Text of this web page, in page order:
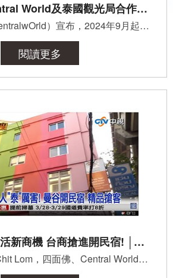
AK GO成為Central World及泰國觀光局合作夥伴
Central World（centralwOrld）宣布，2024年9月起與泰國觀光局(TAT)，及包含AK GO在內的6個旅遊夥伴合作，在...
閱讀更多
曼遊新泰度--曼-活新商機 台商搶進開民宿! │中視新聞專題20150318
位於曼谷市中心-Chit Lom，四面佛、Central World世貿百貨旁，就是AK Hostel！ 泰國是台灣人最愛旅遊的前三...